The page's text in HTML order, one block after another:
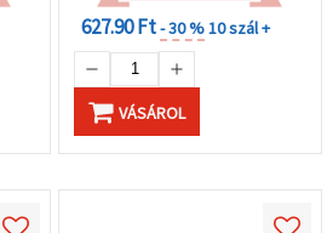
627.90 Ft- 30 %10 szál +
VÁSÁROL